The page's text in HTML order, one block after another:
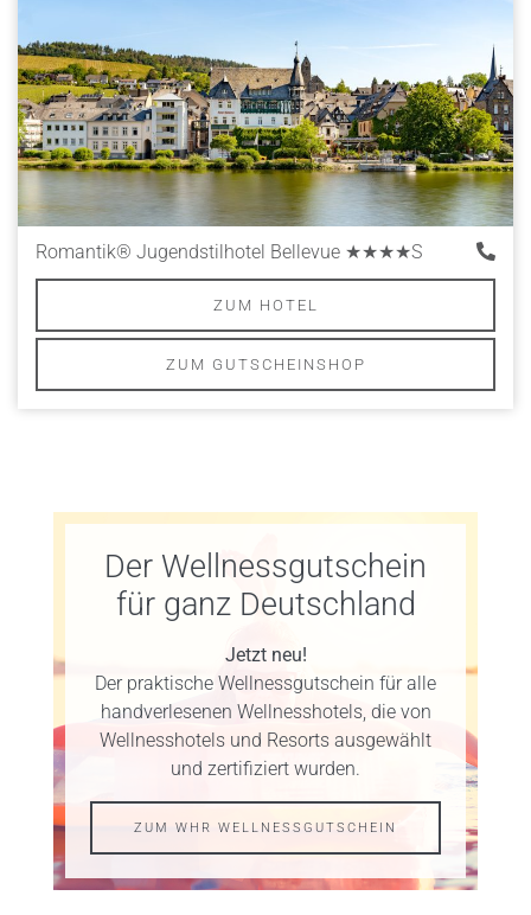
Romantik® Jugendstilhotel Bellevue ★★★★S
ZUM HOTEL
ZUM GUTSCHEINSHOP
Der Wellnessgutschein
für ganz Deutschland
Jetzt neu!
Der praktische Wellnessgutschein für alle
handverlesenen Wellnesshotels, die von
Wellnesshotels und Resorts ausgewählt
und zertifiziert wurden.
ZUM WHR WELLNESSGUTSCHEIN